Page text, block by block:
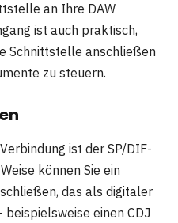
an Ihre DAW
ist auch praktisch,
Schnittstelle anschließen
zu steuern.
ist der SP/DIF-
können Sie ein
das als digitaler
einen CDJ